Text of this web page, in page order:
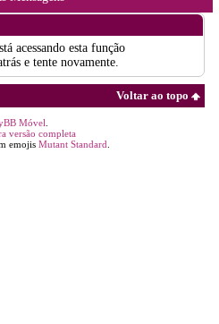
acessando esta função
e tente novamente.
Voltar ao topo
Móvel
versão completa
emojis Mutant Standard